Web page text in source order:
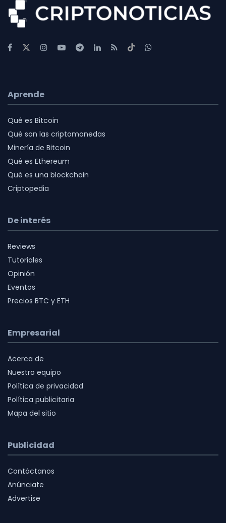
Aprende
Qué es Bitcoin
Qué son las criptomonedas
Minería de Bitcoin
Qué es Ethereum
Qué es una blockchain
Criptopedia
De interés
Reviews
Tutoriales
Opinión
Eventos
Precios BTC y ETH
Empresarial
Acerca de
Nuestro equipo
Política de privacidad
Política publicitaria
Mapa del sitio
Publicidad
Contáctanos
Anúnciate
Advertise